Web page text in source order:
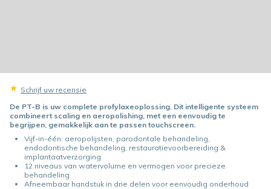
Schrijf uw recensie
De PT-B is uw complete profylaxeoplossing. Dit intelligente systeem
combineert scaling en aeropolishing, met een eenvoudig te
begrijpen, gemakkelijk aan te passen touchscreen.
Vijf-in-één: aeropolijsten, parodontale behandeling,
endodontische behandeling, restauratievoorbereiding &
implantaatverzorging
12 niveaus van watervolume en vermogen voor precieze
behandeling
Afneembaar handstuk in drie delen voor eenvoudig onderhoud